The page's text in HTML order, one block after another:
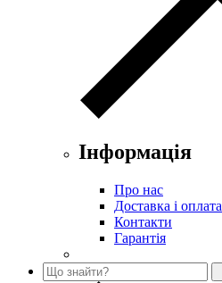
Інформація
Про нас
Доставка і оплата
Контакти
Гарантія